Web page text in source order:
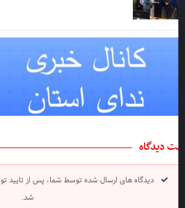
دیدگاه
دیدگاه های ارسال شده توسط شما، پس از تایید
شد.